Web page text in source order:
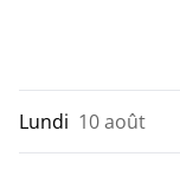
Lundi 10 août